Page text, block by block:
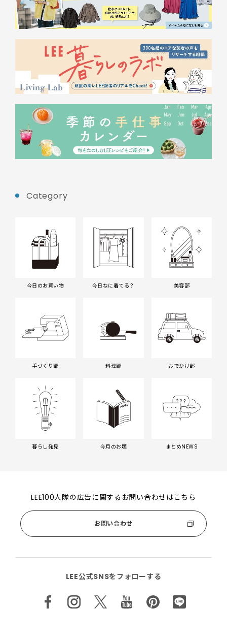
Category
今日のお買い物 今日なに着てる？ 美容部
手づくり部 料理部 おでかけ部
暮らし発見 今月のお題 まとめNEWS
LEE100人隊の広告に関するお問い合わせはこちら
お問い合わせ
LEE公式SNSをフォローする